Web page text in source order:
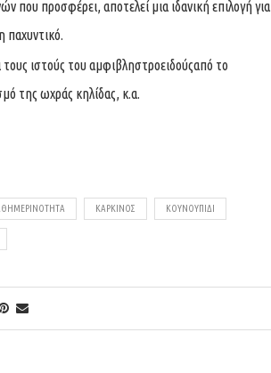
προσφέρει, αποτελεί μια ιδανική επιλογή για
παχυντικό.
ιστούς του αμφιβληστροειδούςαπό το
της ωχράς κηλίδας, κ.α.
ΚΑΡΚΊΝΟΣ ΚΟΥΝΟΥΠΊΔΙ